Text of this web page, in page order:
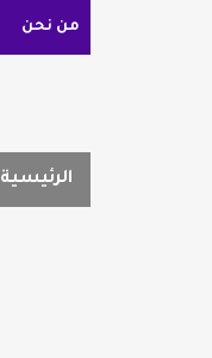
من نحن
الرئيسية